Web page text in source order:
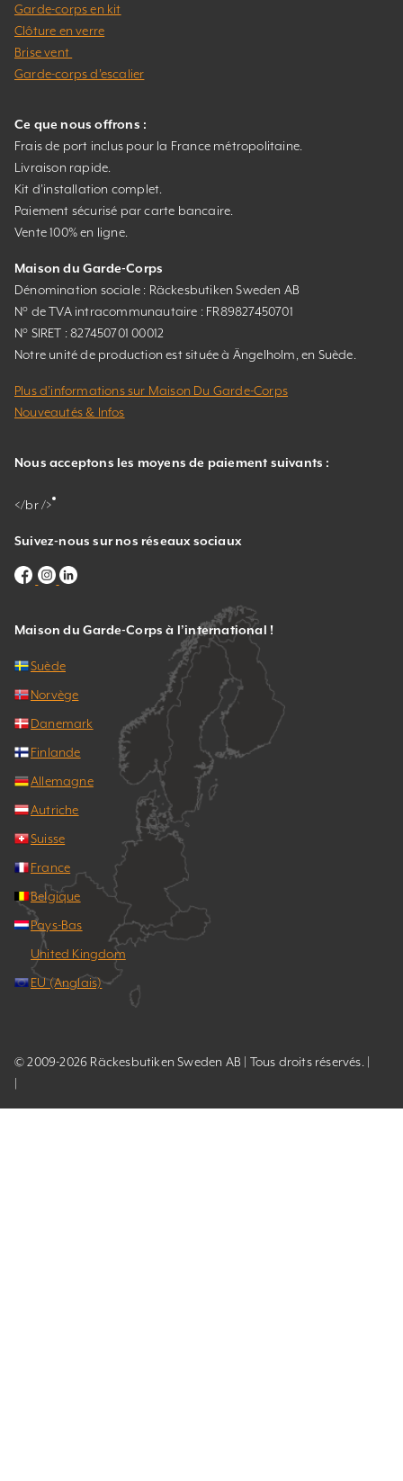
Garde-corps en kit
Clôture en verre
Brise vent
Garde-corps d’escalier
Ce que nous offrons :
Frais de port inclus pour la France métropolitaine.
Livraison rapide.
Kit d’installation complet.
Paiement sécurisé par carte bancaire.
Vente 100% en ligne.
Maison du Garde-Corps
Dénomination sociale : Räckesbutiken Sweden AB
N° de TVA intracommunautaire : FR89827450701
N° SIRET : 827450701 00012
Notre unité de production est située à Ängelholm, en Suède.
Plus d’informations sur Maison Du Garde-Corps
Nouveautés & Infos
Nous acceptons les moyens de paiement suivants :
</br />
Suivez-nous sur nos réseaux sociaux
Maison du Garde-Corps à l’international !
Suède
Norvège
Danemark
Finlande
Allemagne
Autriche
Suisse
France
Belgique
Pays-Bas
United Kingdom
EU (Anglais)
© 2009-2026 Räckesbutiken Sweden AB | Tous droits réservés. |